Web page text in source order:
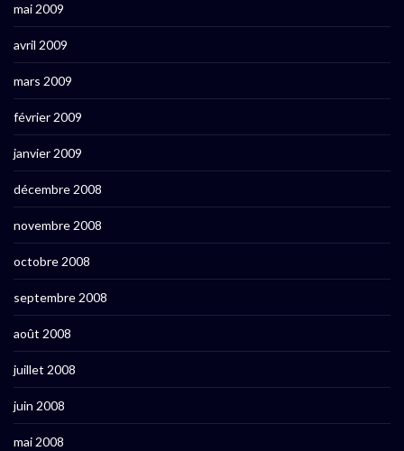
mai 2009
avril 2009
mars 2009
février 2009
janvier 2009
décembre 2008
novembre 2008
octobre 2008
septembre 2008
août 2008
juillet 2008
juin 2008
mai 2008